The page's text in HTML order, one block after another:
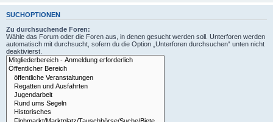
SUCHOPTIONEN
Zu durchsuchende Foren:
Wähle das Forum oder die Foren aus, in denen gesucht werden soll. Unterforen werden
automatisch mit durchsucht, sofern du die Option „Unterforen durchsuchen“ unten nicht
deaktivierst.